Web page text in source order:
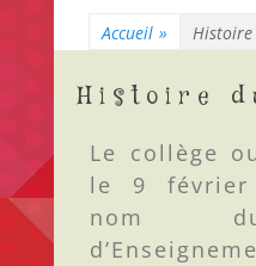
Accueil » Histoire
Histoire
Le collège
le 9 février
nom